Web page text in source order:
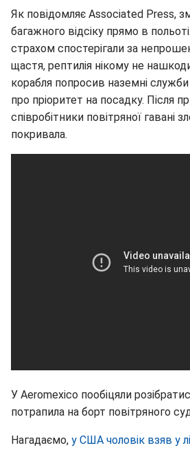
Як повідомляє Associated Press,
багажного відсіку прямо в
страхом спостерігали за
щастя, рептилія нікому не
корабля попросив наземні
про пріоритет на посадку. Після
співробітники повітряної гавані
покривала.
У Aeromexico пообіцяли
потрапила на борт повітряного
Нагадаємо, у США чоловік взяв у